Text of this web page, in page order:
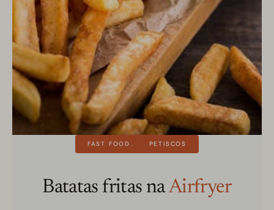
FAST FOOD PETISCOS
Batatas fritas naAirfryer